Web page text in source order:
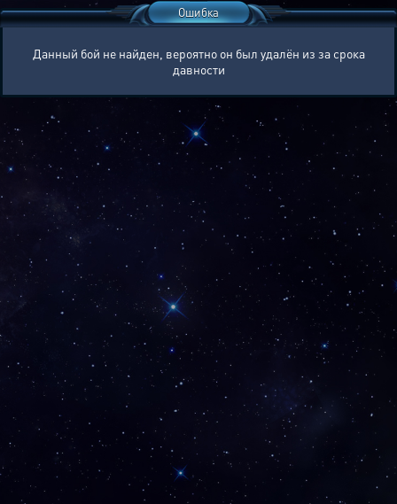
Ошибка
Данный бой не найден, вероятно он был удалён из за срока
давности